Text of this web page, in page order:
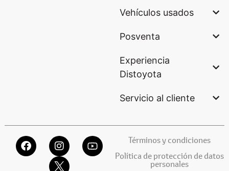
Vehículos usados
Posventa
Experiencia
Distoyota
Servicio al cliente
Términos y condiciones
Política de protección de datos
personales